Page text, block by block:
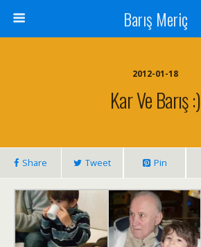
Barış Meriç
2012-01-18
Kar Ve Barış :)
Share Tweet Pin